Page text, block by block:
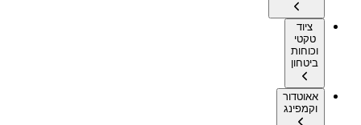
ציוד
טקטי
וכוחות
ביטחון
אאוטדור
וקמפינג